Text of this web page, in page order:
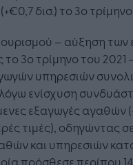
δισ.) το 3ο
– αύξηση των
το 3ο τρίμηνο του 2021
υπηρεσιών
ενίσχυση
εξαγωγές αγαθών
τιμές), οδηγώντας
και υπηρεσιών
πρόσθεσε περίπου
το νέο
της
Οι
Jobfind.gr
επιχείρηση